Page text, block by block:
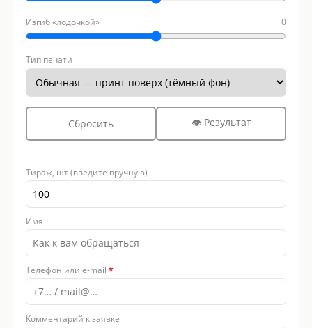
Изгиб «лодочкой» 0
Тип печати
Сбросить 👁 Результат
Тираж, шт (введите вручную)
Имя
Телефон или e-mail *
Комментарий к заявке